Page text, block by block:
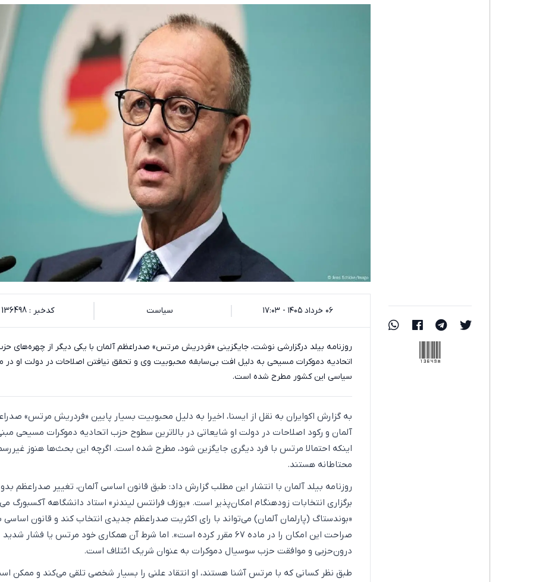
۰۶ خرداد ۱۴۰۵ - ۱۷:۰۳ سیاست کدخبر : 136498
روزنامه بیلد درگزارشی نوشت، جایگزینی «فردریش مرتس» صدراعظم آلمان با یکی دیگر از چهره‌های
اتحادیه دموکرات مسیحی به دلیل افت بی‌سابقه محبوبیت وی و تحقق نیافتن اصلاحات در دولت او در
سیاسی این کشور مطرح شده است.
به گزارش اکوایران به نقل از ایسنا، اخیرا به دلیل محبوبیت بسیار پایین «فردریش مرتس»
آلمان و رکود اصلاحات در دولت او شایعاتی در بالاترین سطوح حزب اتحادیه دموکرات مسیحی
اینکه احتمالا مرتس با فرد دیگری جایگزین شود، مطرح شده است. اگرچه این بحث‌ها هنوز
محتاطانه هستند.
روزنامه بیلد آلمان با انتشار این مطلب گزارش داد: طبق قانون اساسی آلمان، تغییر صدراعظم
برگزاری انتخابات زودهنگام امکان‌پذیر است. «یوزف فرانتس لیندنر» استاد دانشگاهه آکسبورگ
«بوندستاگ (پارلمان آلمان) می‌تواند با رای اکثریت صدراعظم جدیدی انتخاب کند و قانون اساسی
صراحت این امکان را در ماده ۶۷ مقرر کرده است». اما شرط آن همکاری خود مرتس یا فشار شدید
درون‌حزبی و موافقت حزب سوسیال دموکرات به عنوان شریک ائتلاف است.
طبق نظر کسانی که با مرتس آشنا هستند، او انتقاد علنی را بسیار شخصی تلقی می‌کند و ممکن